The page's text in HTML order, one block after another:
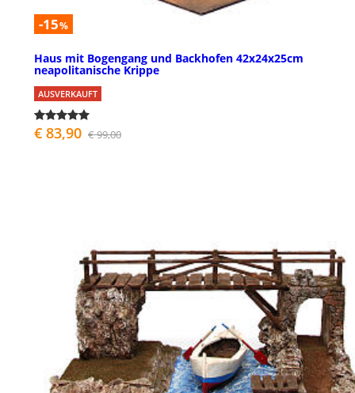
-15%
Haus mit Bogengang und Backhofen 42x24x25cm
neapolitanische Krippe
AUSVERKAUFT
€ 83,90 € 99,00